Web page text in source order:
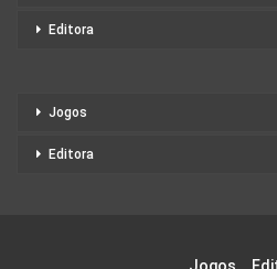
Editora
Jogos
Editora